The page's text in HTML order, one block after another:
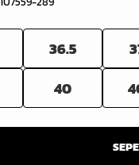
36.5
40